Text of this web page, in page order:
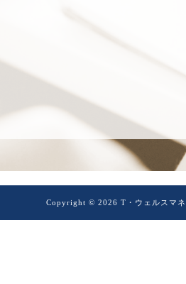
Copyright © 2026 T・ウェルスマ